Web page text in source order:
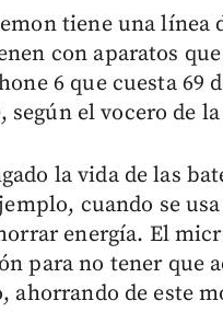
tiene una línea
con aparatos
6 que cuesta 69
el vocero de
la vida de las
cuando se
energía. El
para no tener que
ahorrando de este